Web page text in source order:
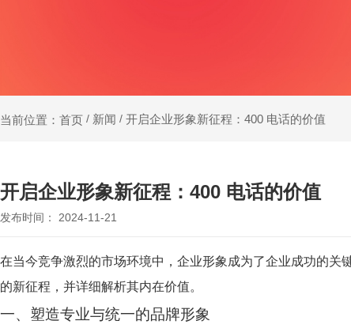
当前位置：首页 / 新闻 / 开启企业形象新征程：400 电话的价值
开启企业形象新征程：400 电话的价值
发布时间： 2024-11-21
在当今竞争激烈的市场环境中，企业形象成为了企业成功的
的新征程，并详细解析其内在价值。
一、塑造专业与统一的品牌形象